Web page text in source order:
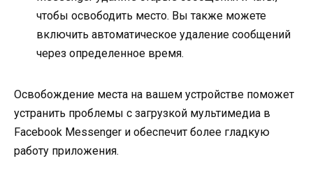
чтобы освободить место. Вы также можете
включить автоматическое удаление сообщений
через определенное время.
Освобождение места на вашем устройстве поможет
устранить проблемы с загрузкой мультимедиа в
Facebook Messenger и обеспечит более гладкую
работу приложения.